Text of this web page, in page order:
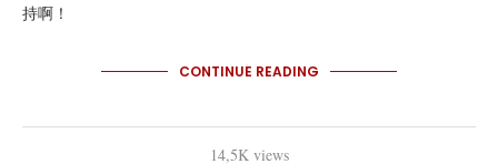
持啊！
CONTINUE READING
14,5K views